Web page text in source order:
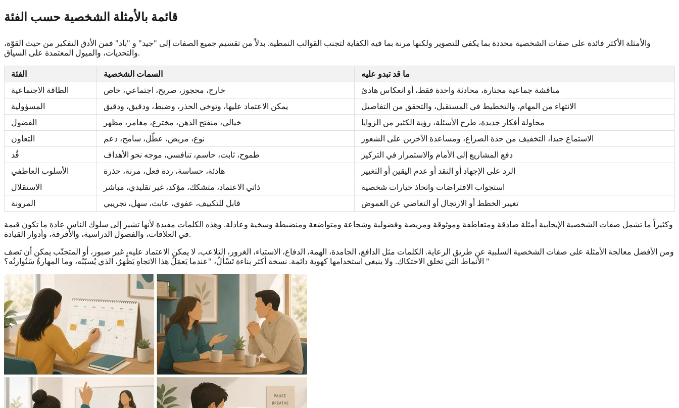
قائمة بالأمثلة الشخصية حسب الفئة
والأمثلة الأكثر فائدة على صفات الشخصية محددة بما يكفي للتصوير ولكنها مرنة بما فيه الكفاية لتجنب القوالب النمطية. بدلاً من تقسيم جميع الصفات إلى "جيد" و "باد" فمن الأدق التفكير من حيث القوّة،
والتحديات، والميول المعتمدة على السياق.
الفئة السمات الشخصية
ما قد تبدو عليه
الطاقة الاجتماعية
خارج، محجوز، صريح، اجتماعي، خاص
مناقشة جماعية مختارة، محادثة واحدة فقط، أو انعكاس هادئ
المسؤولية
يمكن الاعتماد عليها، وتوخي الحذر، وضبط، ودقيق، ودقيق
الانتهاء من المهام، والتخطيط في المستقبل، والتحقق من التفاصيل
الفضول
خيالي، منفتح الذهن، مخترع، مغامر، مظهر
محاولة أفكار جديدة، طرح الأسئلة، رؤية الكثير من الزوايا
التعاون
نوع، مريض، عطّل، سامح، دعم
الاستماع جيدا، التخفيف من حدة الصراع، ومساعدة الآخرين على الشعور
قُد
طموح، ثابت، حاسم، تنافسي، موجه نحو الأهداف
دفع المشاريع إلى الأمام والاستمرار في التركيز
الأسلوب العاطفي
هادئة، حساسة، ردة فعل، مرنة، حذرة
الرد على الإجهاد أو النقد أو عدم اليقين أو التغيير
الاستقلال
ذاتي الاعتماد، متشكك، مؤكد، غير تقليدي، مباشر
استجواب الافتراضات واتخاذ خيارات شخصية
المرونة
قابل للتكييف، عفوي، عابث، سهل، تجريبي تغيير الخطط أو الارتجال أو التغاضي عن الغموض
وكثيراً ما تشمل صفات الشخصية الإيجابية أمثلة صادقة ومتعاطفة وموثوقة ومريضة وفضولية وشجاعة ومتواضعة ومنضبطة وسخية وعادلة. وهذه الكلمات مفيدة لأنها تشير إلى سلوك الناس عادة ما تكون قيمة
في العلاقات، والفصول الدراسية، والأفرقة، وأدوار القيادة.
ومن الأفضل معالجة الأمثلة على صفات الشخصية السلبية عن طريق الرعاية. الكلمات مثل الدافع، الجامدة، الهمة، الدفاع، الاستياء، الغرور، التلاعب، لا يمكن الاعتماد عليه، غير صبور، أو المتجنّب يمكن أن تصف
الأنماط التي تخلق الاحتكاك. ولا ينبغي استخدامها كهوية دائمة. نسخة أكثر بناءة تَسْألُ، "عندما يَعمَلُ هذا الاتجاهِ يَظْهرُ، الذي يُسبّبُه، وما المهارةُ سَتُوازنُه؟ "